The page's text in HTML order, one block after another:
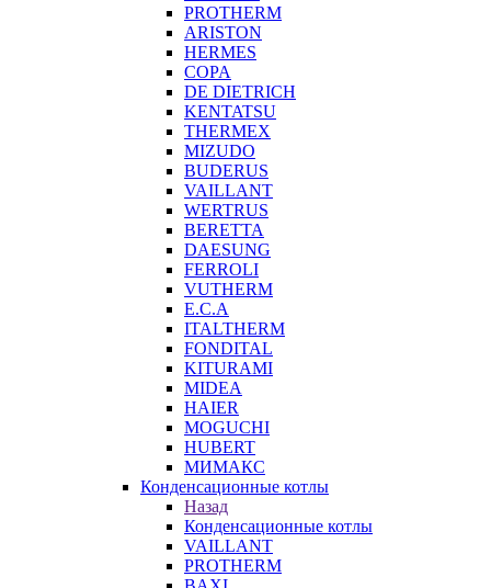
PROTHERM
ARISTON
HERMES
COPA
DE DIETRICH
KENTATSU
THERMEX
MIZUDO
BUDERUS
VAILLANT
WERTRUS
BERETTA
DAESUNG
FERROLI
VUTHERM
E.C.A
ITALTHERM
FONDITAL
KITURAMI
MIDEA
HAIER
MOGUCHI
HUBERT
МИМАКС
Конденсационные котлы
Назад
Конденсационные котлы
VAILLANT
PROTHERM